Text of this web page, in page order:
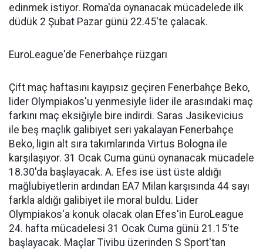
edinmek istiyor. Roma'da oynanacak mücadelede ilk
düdük 2 Şubat Pazar günü 22.45'te çalacak.
EuroLeague'de Fenerbahçe rüzgarı
Çift maç haftasını kayıpsız geçiren Fenerbahçe Beko,
lider Olympiakos'u yenmesiyle lider ile arasındaki maç
farkını maç eksiğiyle bire indirdi. Saras Jasikevicius
ile beş maçlık galibiyet seri yakalayan Fenerbahçe
Beko, ligin alt sıra takımlarında Virtus Bologna ile
karşılaşıyor. 31 Ocak Cuma günü oynanacak mücadele
18.30'da başlayacak. A. Efes ise üst üste aldığı
mağlubiyetlerin ardından EA7 Milan karşısında 44 sayı
farkla aldığı galibiyet ile moral buldu. Lider
Olympiakos'a konuk olacak olan Efes'in EuroLeague
24. hafta mücadelesi 31 Ocak Cuma günü 21.15'te
başlayacak. Maçlar Tivibu üzerinden S Sport'tan